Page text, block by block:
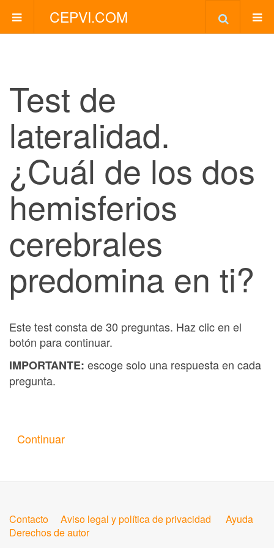
CEPVI.COM
Test de
lateralidad.
¿Cuál de los dos
hemisferios
cerebrales
predomina en ti?
Este test consta de 30 preguntas. Haz clic en el
botón para continuar.
IMPORTANTE: escoge solo una respuesta en cada
pregunta.
Continuar
Contacto Aviso legal y política de privacidad
Ayuda
Derechos de autor